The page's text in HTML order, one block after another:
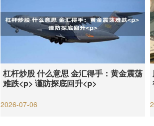
杠杆炒股 什么意思 金汇得手：黄金震荡
难跌<p> 谨防探底回升<p>
2026-07-06